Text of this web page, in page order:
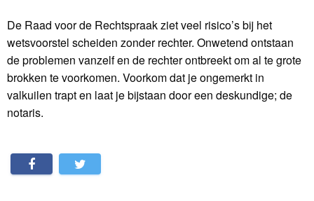
De Raad voor de Rechtspraak ziet veel risico’s bij het
wetsvoorstel scheiden zonder rechter. Onwetend ontstaan
de problemen vanzelf en de rechter ontbreekt om al te grote
brokken te voorkomen. Voorkom dat je ongemerkt in
valkuilen trapt en laat je bijstaan door een deskundige; de
notaris.